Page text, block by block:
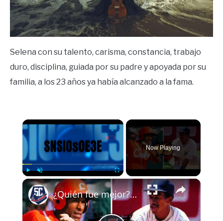
Selena con su talento, carisma, constancia, trabajo
duro, disciplina, guiada por su padre y apoyada por su
familia, a los 23 años ya había alcanzado a la fama.
×
Play Unmute
Now Playing
×
¿Quién fue mejor? Germán Mesa o Luis Ulacia- TENEMOS UNA RESPUESTA